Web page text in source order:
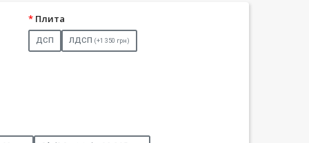
Плита
ДСП ЛДСП(+1 350 грн)